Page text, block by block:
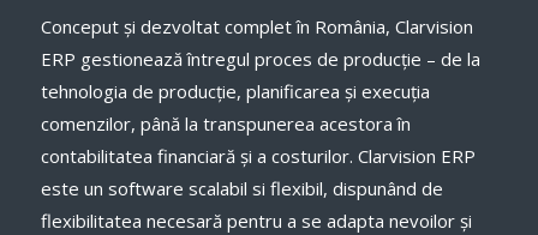
Conceput și dezvoltat complet în România, Clarvision
ERP gestionează întregul proces de producție – de la
tehnologia de producție, planificarea și execuţia
comenzilor, până la transpunerea acestora în
contabilitatea financiară și a costurilor. Clarvision ERP
este un software scalabil si flexibil, dispunând de
flexibilitatea necesară pentru a se adapta nevoilor și